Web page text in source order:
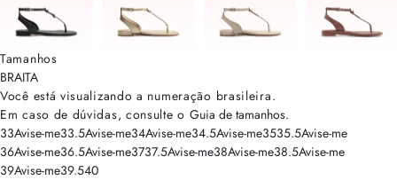
Tamanhos
BRAITA
Você está visualizando a numeração brasileira.
Em caso de dúvidas, consulte o Guia de tamanhos.
33Avise-me33.5Avise-me34Avise-me34.5Avise-me3535.5Avise-me
36Avise-me36.5Avise-me3737.5Avise-me38Avise-me38.5Avise-me
39Avise-me39.540